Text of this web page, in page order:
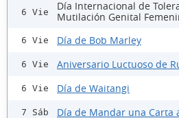
6 Vie
Día Internacional de
Mutilación Genital
6 Vie Día de Bob Marley
6 Vie Aniversario Luctuoso de
6 Vie Día de Waitangi
7 Sáb Día de Mandar una Carta